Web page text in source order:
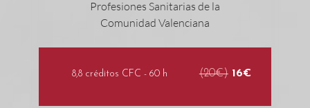
8,8 créditos CFC - 60 h (20€) 16€